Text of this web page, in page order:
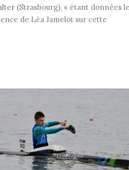
(Strasbourg), « étant données
de Léa Jamelot sur cette